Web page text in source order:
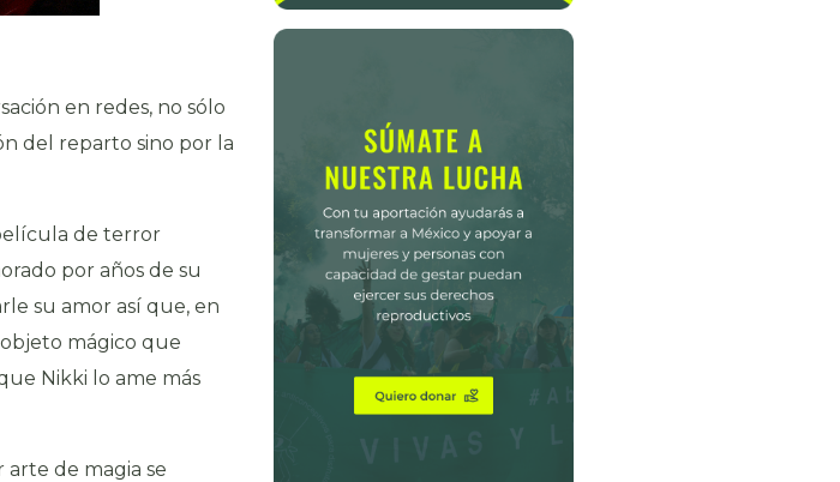
en redes, no sólo
del reparto sino por la
de terror
por años de su
su amor así que, en
mágico que
Nikki lo ame más
de magia se